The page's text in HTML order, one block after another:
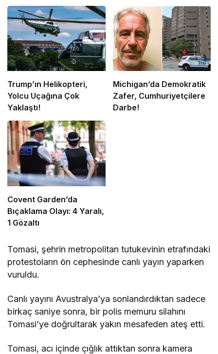
Trump’ın Helikopteri,
Yolcu Uçağına Çok
Yaklaştı!
Michigan’da Demokratik
Zafer, Cumhuriyetçilere
Darbe!
Covent Garden’da
Bıçaklama Olayı: 4 Yaralı,
1 Gözaltı
Tomasi, şehrin metropolitan tutukevinin etrafındaki
protestoların ön cephesinde canlı yayın yaparken
vuruldu.
Canlı yayını Avustralya’ya sonlandırdıktan sadece
birkaç saniye sonra, bir polis memuru silahını
Tomasi’ye doğrultarak yakın mesafeden ateş etti.
Tomasi, acı içinde çığlık attıktan sonra kamera